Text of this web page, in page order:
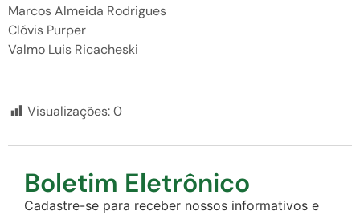
Marcos Almeida Rodrigues
Clóvis Purper
Valmo Luis Ricacheski
Visualizações:0
Boletim Eletrônico
Cadastre-se para receber nossos informativos e